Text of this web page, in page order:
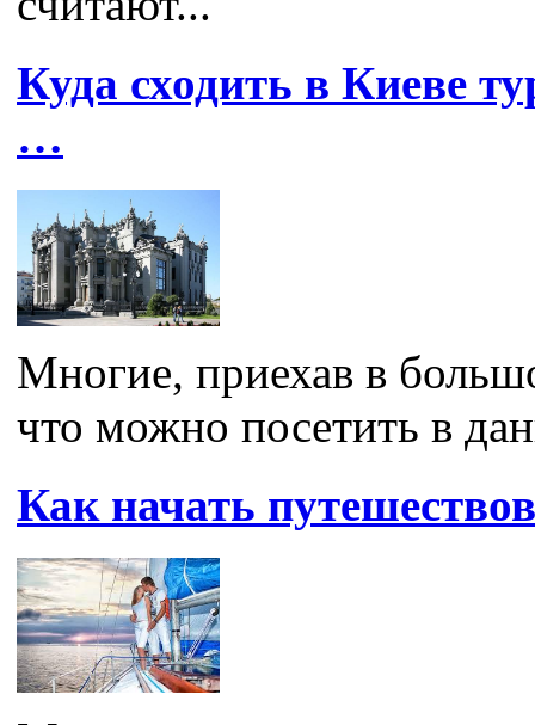
Куда сходить в Киеве
…
Многие, приехав в
что можно посетить в
Как начать